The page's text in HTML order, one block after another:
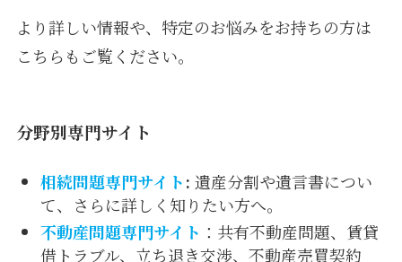
より詳しい情報や、特定のお悩みをお持ちの方は
こちらもご覧ください。
分野別専門サイト
相続問題専門サイト: 遺産分割や遺言書につい
て、さらに詳しく知りたい方へ。
不動産問題専門サイト ：共有不動産問題、賃貸
借トラブル、立ち退き交渉、不動産売買契約